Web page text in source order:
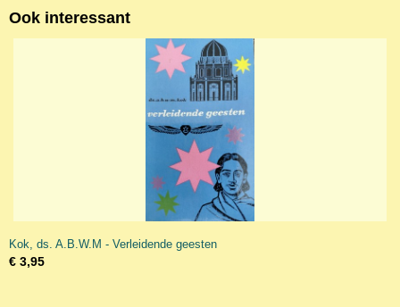
Ook interessant
Kok, ds. A.B.W.M - Verleidende geesten
€ 3,95